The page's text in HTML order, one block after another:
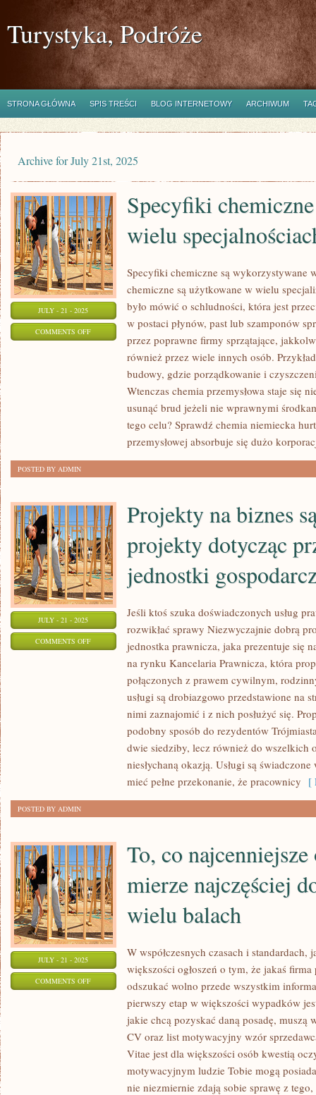
Turystyka, Podróże
STRONA GŁÓWNA SPIS TREŚCI BLOG INTERNETOWY ARCHIWUM
Archive for July 21st, 2025
JULY - 21 - 2025
COMMENTS OFFON
Specyfiki
wielu
Specyfiki chemiczne są wykorzystywane
chemiczne są użytkowane w wielu
było mówić o schludności, która jest
w postaci płynów, past lub szamponów
przez poprawne firmy sprzątające,
również przez wiele innych osób.
budowy, gdzie porządkowanie i
Wtenczas chemia przemysłowa staje się
usunąć brud jeżeli nie wprawnymi
tego celu? Sprawdź chemia niemiecka
przemysłowej absorbuje się dużo
POSTED BY ADMIN
JULY - 21 - 2025
COMMENTS OFFON
WSZYSTKIE
DOTYCZĄC
PRZYSZŁEJ
GOSPODARCZEJ
Projekty na biznes
projekty dotycząc
jednostki
Jeśli ktoś szuka doświadczonych usług
rozwikłać sprawy Niezwyczajnie dobrą
jednostka prawnicza, jaka prezentuje się
na rynku Kancelaria Prawnicza, która
połączonych z prawem cywilnym,
usługi są drobiazgowo przedstawione na
nimi zaznajomić i z nich posłużyć się.
podobny sposób do rezydentów
dwie siedziby, lecz również do wszelkich
niesłychaną okazją. Usługi są
mieć pełne przekonanie, że pracownicy [
POSTED BY ADMIN
JULY - 21 - 2025
COMMENTS OFFON
NAJCENNIEJSZE
To, co
mierze najczęściej
wielu balach
W współczesnych czasach i standardach,
większości ogłoszeń o tym, że jakaś
odszukać wolno przede wszystkim
pierwszy etap w większości wypadków
jakie chcą pozyskać daną posadę, muszą
CV oraz list motywacyjny wzór
Vitae jest dla większości osób kwestią
motywacyjnym ludzie Tobie mogą
nie niezmiernie zdają sobie sprawę z